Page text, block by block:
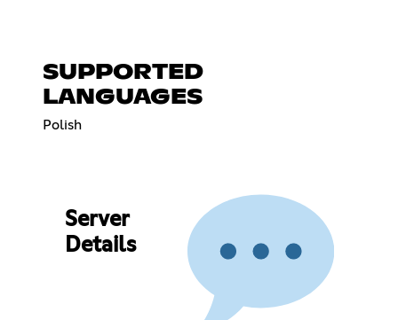
SUPPORTED
LANGUAGES
Polish
Server
Details